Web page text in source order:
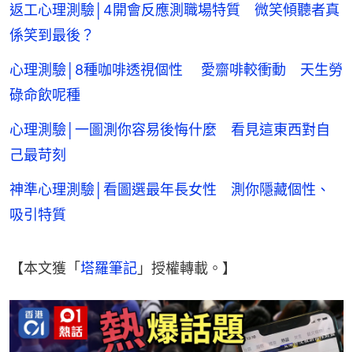
返工心理測驗│4開會反應測職場特質 微笑傾聽者真
係笑到最後？
心理測驗│8種咖啡透視個性 愛齋啡較衝動 天生勞
碌命飲呢種
心理測驗│一圖測你容易後悔什麼 看見這東西對自
己最苛刻
神準心理測驗│看圖選最年長女性 測你隱藏個性、
吸引特質
【本文獲「塔羅筆記 」授權轉載。】